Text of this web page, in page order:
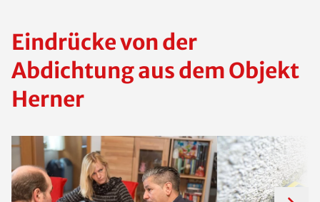
Eindrücke von der
Abdichtung aus dem Objekt
Herner